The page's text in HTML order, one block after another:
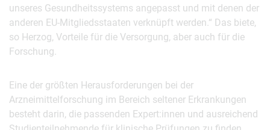
unseres Gesundheitssystems angepasst und mit denen der
anderen EU-Mitgliedsstaaten verknüpft werden.“ Das biete,
so Herzog, Vorteile für die Versorgung, aber auch für die
Forschung.
Eine der größten Herausforderungen bei der
Arzneimittelforschung im Bereich seltener Erkrankungen
besteht darin, die passenden Expert:innen und ausreichend